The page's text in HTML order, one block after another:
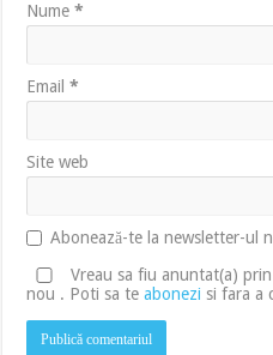
Nume*
Email*
Site web
Abonează-te la newsletter-ul
Vreau sa fiu anuntat(a)
nou . Poti sa teabonezi si fara a